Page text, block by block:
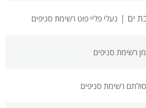
ים | נעלי פליי פוט רשימת סניפים
רשימת סניפים
סולתם רשימת סניפים